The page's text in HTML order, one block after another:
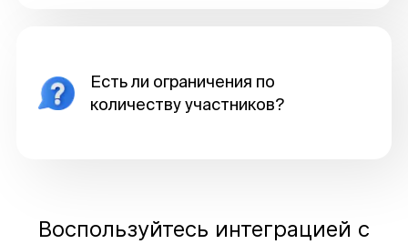
Есть ли ограничения по
количеству участников?
Воспользуйтесь интеграцией с